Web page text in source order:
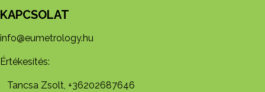
KAPCSOLAT
info@eumetrology.hu
Értékesítés:
Tancsa Zsolt, +36202687646